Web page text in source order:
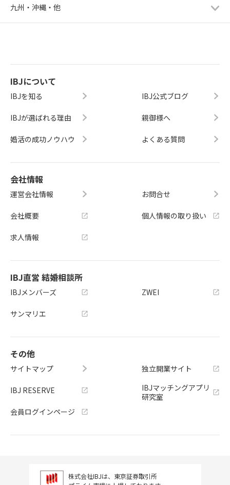
九州・沖縄・他
IBJについて
IBJを知る
IBJが選ばれる理由
婚活の成功ノウハウ
IBJ公式ブログ
親御様へ
よくある質問
会社情報
運営会社情報
会社概要
求人情報
お問合せ
個人情報の取り扱い
IBJ直営 結婚相談所
IBJメンバーズ
サンマリエ
ZWEI
その他
サイトマップ
IBJ RESERVE
会員ログインページ
独立開業サイト
IBJマッチングアプリ
研究室
株式会社IBJは、東京証券取引所